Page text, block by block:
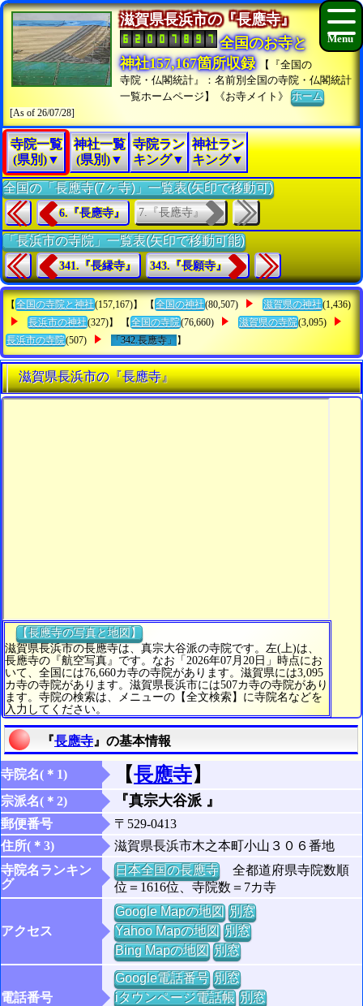
滋賀県長浜市の『長應寺』
全国のお寺と
神社157,167箇所収録
【『全国の
寺院・仏閣統計』：名前別全国の寺院・仏閣統計
一覧ホームページ】《お寺メイト》ホーム
[As of 26/07/28]
寺院一覧
(県別)▼
神社一覧
(県別)▼
寺院ラン
キング▼
神社ラン
キング▼
全国の「長應寺(7ヶ寺)」一覧表(矢印で移動可)
6.『長應寺』 7.『長應寺』
「長浜市の寺院」一覧表(矢印で移動可能)
341.『長縁寺』 343.『長願寺』
【 全国の寺院と神社(157,167)】 【 全国の神社(80,507) 滋賀県の神社(1,436)
長浜市の神社(327)】 【 全国の寺院(76,660) 滋賀県の寺院(3,095)
長浜市の寺院(507) 「342.長應寺」 】
滋賀県長浜市の『長應寺』
【長應寺の写真と地図】
滋賀県長浜市の長應寺は、真宗大谷派の寺院です。左(上)は、
長應寺の『航空写真』です。なお「2026年07月20日」時点にお
いて、全国には76,660カ寺の寺院があります。滋賀県には3,095
カ寺の寺院があります。滋賀県長浜市には507カ寺の寺院があり
ます。寺院の検索は、メニューの【全文検索】に寺院名などを
入力してください。
『長應寺 』の基本情報
寺院名(＊1) 【長應寺】
宗派名(＊2) 『真宗大谷派 』
郵便番号
〒529-0413
住所(＊3)
滋賀県長浜市木之本町小山３０６番地
寺院名ランキン
グ
日本全国の長應寺全都道府県寺院数順
位＝1616位、寺院数＝7カ寺
アクセス
Google Mapの地図 別窓
Yahoo Mapの地図 別窓
Bing Mapの地図 別窓
電話番号
Google電話番号 別窓
iタウンページ電話帳 別窓